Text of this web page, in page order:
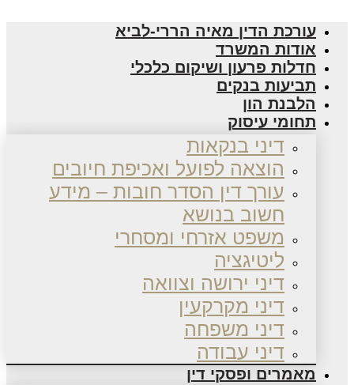
עורכת הדין מאיה הררי-לביא
אודות המשרד
חדלות פרעון ושיקום כלכלי
תביעות בנקים
הלבנת הון
תחומי עיסוק
דיני בנקאות
הוצאה לפועל ואכיפת חיובים
עורך דין הסדר חובות – מידע
חשוב בנושא
משפט אזרחי ומסחרי
ליטיגציה
דיני ירושה וצוואה
דיני מקרקעין
דיני משפחה
דיני עבודה
מאמרים ופסקי דין